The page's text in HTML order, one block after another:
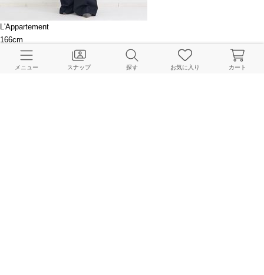
L'Appartement
166cm
メニュー スナップ 探す お気に入り カート